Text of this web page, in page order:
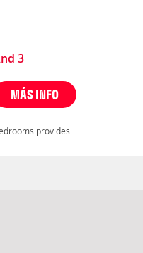
3
MÁS INFO
provides